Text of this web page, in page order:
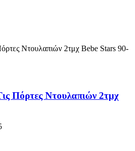
Πόρτες Ντουλαπιών 2τμχ